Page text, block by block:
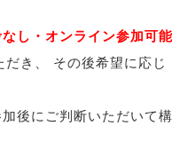
し・オンライン参加可能
だき
その後希望に応じ
後にご判断いただいて構